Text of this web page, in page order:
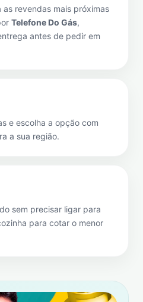
revendas mais próximas
Telefone Do Gás,
antes de pedir em
e escolha a opção com
a sua região.
sem precisar ligar para
para cotar o menor